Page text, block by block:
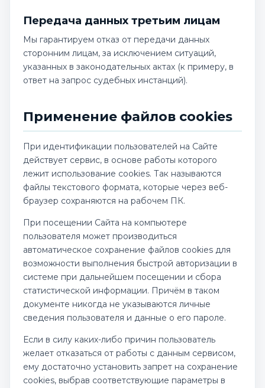
Передача данных третьим лицам
Мы гарантируем отказ от передачи данных
сторонним лицам, за исключением ситуаций,
указанных в законодательных актах (к примеру, в
ответ на запрос судебных инстанций).
Применение файлов cookies
При идентификации пользователей на Сайте
действует сервис, в основе работы которого
лежит использование cookies. Так называются
файлы текстового формата, которые через веб-
браузер сохраняются на рабочем ПК.
При посещении Сайта на компьютере
пользователя может производиться
автоматическое сохранение файлов cookies для
возможности выполнения быстрой авторизации в
системе при дальнейшем посещении и сбора
статистической информации. Причём в таком
документе никогда не указываются личные
сведения пользователя и данные о его пароле.
Если в силу каких-либо причин пользователь
желает отказаться от работы с данным сервисом,
ему достаточно установить запрет на сохранение
cookies, выбрав соответствующие параметры в